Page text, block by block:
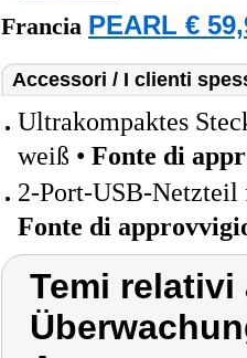
Francia PEARL €
Accessori / I clienti
Ultrakompaktes
weiß • Fonte di
2-Port-USB-Netzteil
Fonte di
Temi relativi